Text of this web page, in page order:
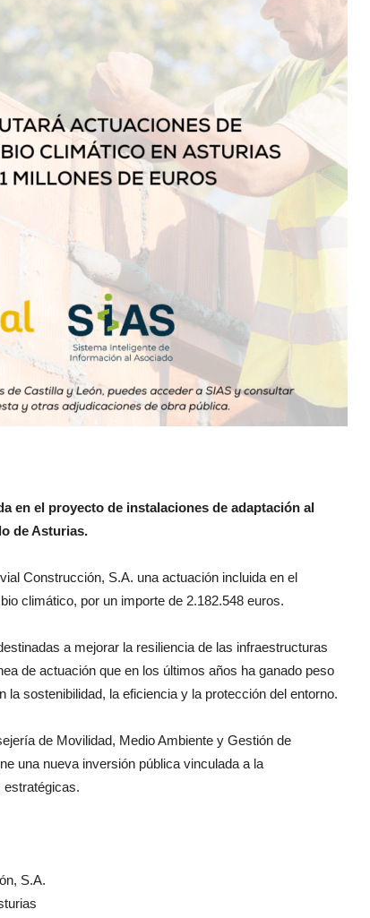
en el proyecto de instalaciones de adaptación al
de Asturias.
Construcción, S.A. una actuación incluida en el
climático, por un importe de 2.182.548 euros.
a mejorar la resiliencia de las infraestructuras
de actuación que en los últimos años ha ganado peso
sostenibilidad, la eficiencia y la protección del entorno.
de Movilidad, Medio Ambiente y Gestión de
una nueva inversión pública vinculada a la
estratégicas.
S.A.